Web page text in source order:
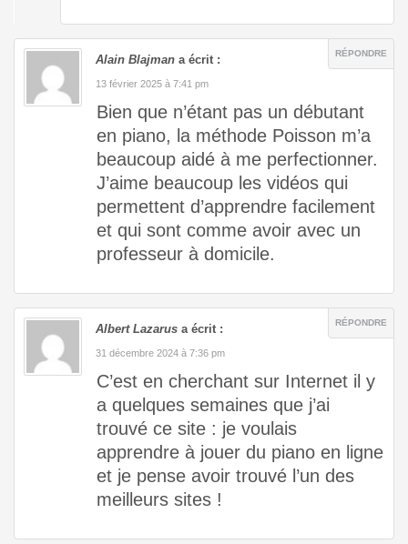
Alain Blajman a écrit : RÉPONDRE
13 février 2025 à 7:41 pm
Bien que n’étant pas un débutant
en piano, la méthode Poisson m’a
beaucoup aidé à me perfectionner.
J’aime beaucoup les vidéos qui
permettent d’apprendre facilement
et qui sont comme avoir avec un
professeur à domicile.
Albert Lazarus a écrit : RÉPONDRE
31 décembre 2024 à 7:36 pm
C’est en cherchant sur Internet il y
a quelques semaines que j’ai
trouvé ce site : je voulais
apprendre à jouer du piano en ligne
et je pense avoir trouvé l’un des
meilleurs sites !